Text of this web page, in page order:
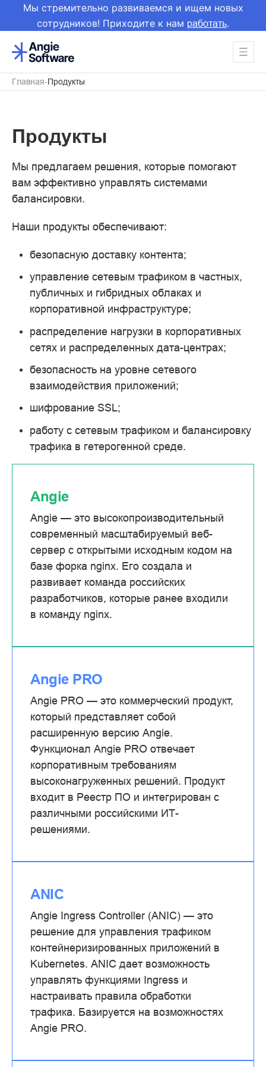
Мы стремительно развиваемся и ищем новых
сотрудников! Приходите к нам работать.
Главная Продукты
Продукты
Мы предлагаем решения, которые помогают
вам эффективно управлять системами
балансировки.
Наши продукты обеспечивают:
безопасную доставку контента;
управление сетевым трафиком в частных,
публичных и гибридных облаках и
корпоративной инфраструктуре;
распределение нагрузки в корпоративных
сетях и распределенных дата-центрах;
безопасность на уровне сетевого
взаимодействия приложений;
шифрование SSL;
работу с сетевым трафиком и балансировку
трафика в гетерогенной среде.
Angie
Angie — это высокопроизводительный
современный масштабируемый веб-
сервер с открытыми исходным кодом на
базе форка nginx. Его создала и
развивает команда российских
разработчиков, которые ранее входили
в команду nginx.
Angie PRO
Angie PRO — это коммерческий продукт,
который представляет собой
расширенную версию Angie.
Функционал Angie PRO отвечает
корпоративным требованиям
высоконагруженных решений. Продукт
входит в Реестр ПО и интегрирован с
различными российскими ИТ-
решениями.
ANIC
Angie Ingress Controller (ANIC) — это
решение для управления трафиком
контейнеризированных приложений в
Kubernetes. ANIC дает возможность
управлять функциями Ingress и
настраивать правила обработки
трафика. Базируется на возможностях
Angie PRO.